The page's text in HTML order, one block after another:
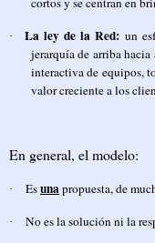
· La ley de la Red: un
jerarquía de arriba
interactiva de equipos,
valor creciente a los
En general, el modelo:
· Esunapropuesta, de
· No es la solución ni la